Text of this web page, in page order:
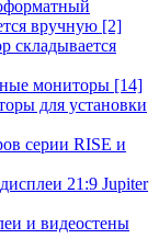
вручную [2]
складывается
мониторы [14]
для установки
серии RISE и
21:9 Jupiter
и видеостены